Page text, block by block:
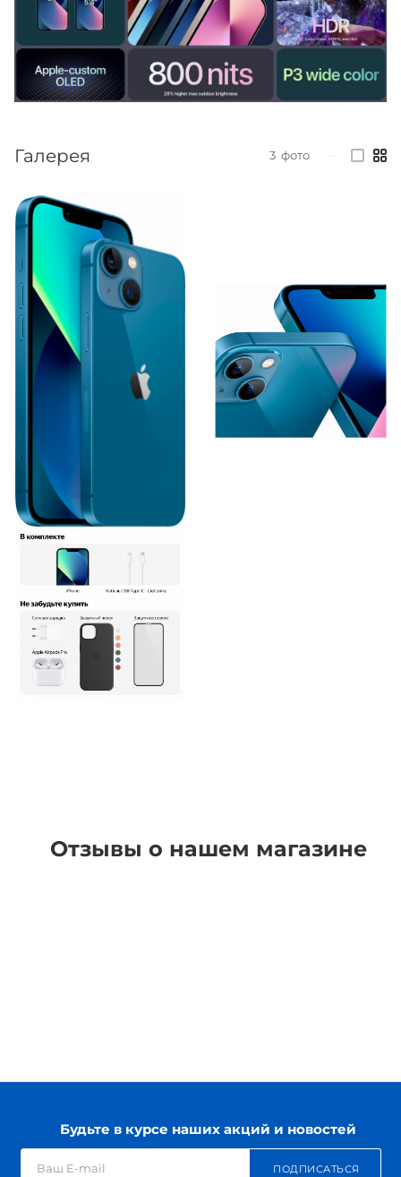
Галерея 3 фото
Отзывы о нашем магазине
Будьте в курсе наших акций и новостей
ПОДПИСАТЬСЯ